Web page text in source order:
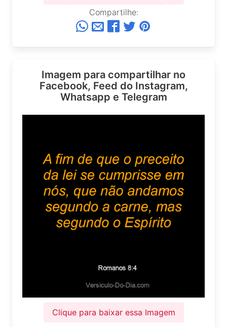
Compartilhe:
Imagem para compartilhar no
Facebook, Feed do Instagram,
Whatsapp e Telegram
Clique para baixar essa Imagem